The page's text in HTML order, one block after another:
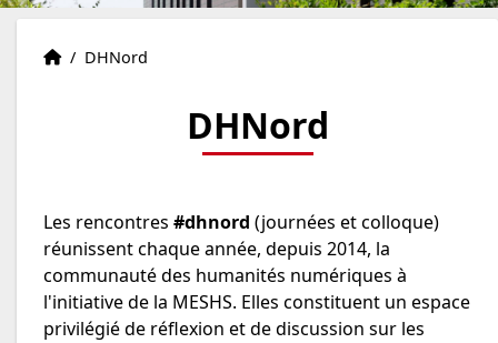
Accueil
Accueil
/ DHNord
DHNord
Les rencontres #dhnord (journées et colloque)
réunissent chaque année, depuis 2014, la
communauté des humanités numériques à
l'initiative de la MESHS. Elles constituent un espace
privilégié de réflexion et de discussion sur les